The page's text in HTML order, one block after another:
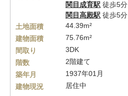
関目成育駅 徒歩5分
関目高殿駅 徒歩5分
土地面積
44.39m²
建物面積
75.76m²
間取り
3DK
階数
2階建て
築年月
1937年01月
建物現況
居住中